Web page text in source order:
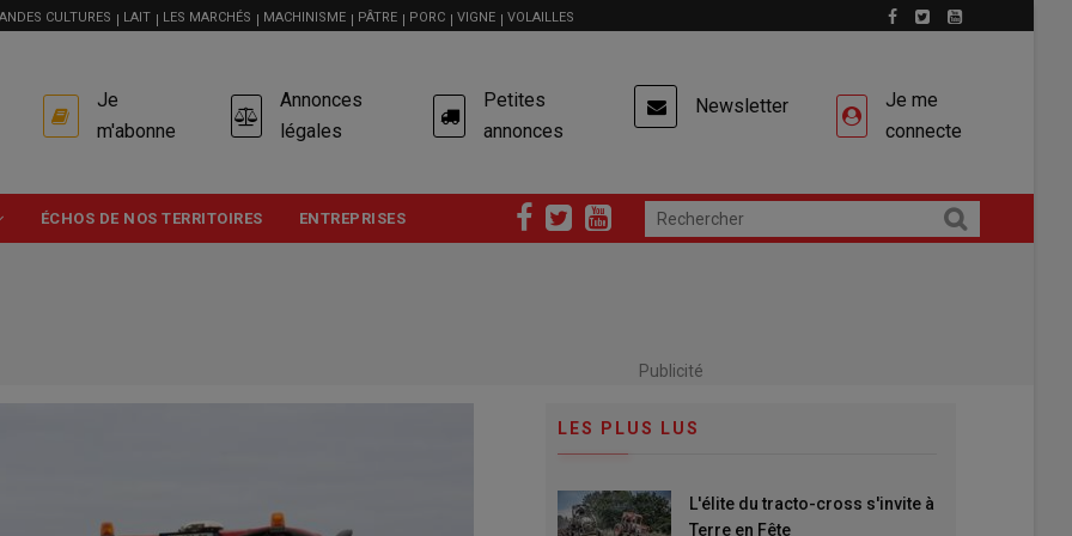
CULTURES LAIT LES MARCHÉS MACHINISME PÂTRE PORC VIGNE VOLAILLES
USER
ACCOUNT
MENU
Je
m'abonne
Annonces
légales
Petites
annonces
Newsletter
Je me
connecte
ÉCHOS DE NOS TERRITOIRES ENTREPRISES
Publicité
LES PLUS LUS
L'élite du tracto-cross s'invite à
Terre en Fête